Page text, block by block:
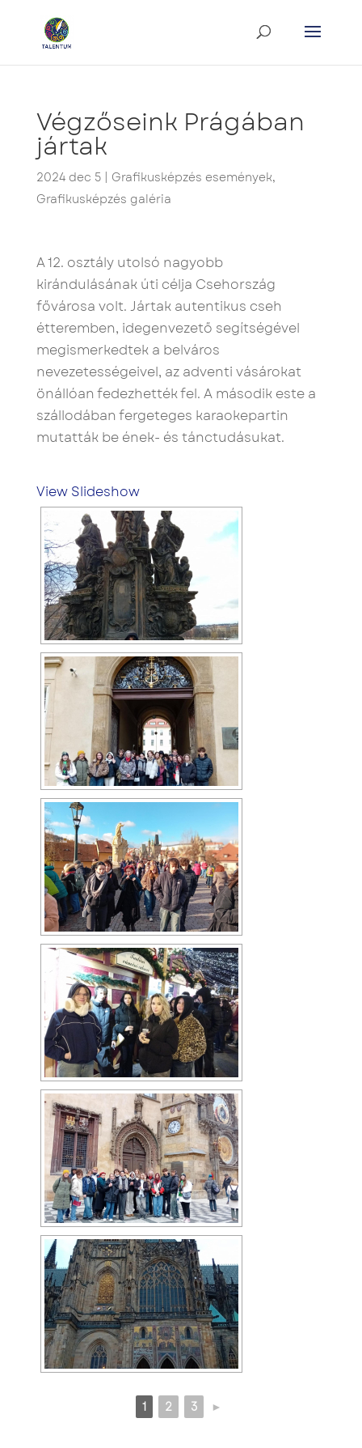
Végzőseink Prágában
jártak
2024 dec 5| Grafikusképzés események,
Grafikusképzés galéria
A 12. osztály utolsó nagyobb
kirándulásának úti célja Csehország
fővárosa volt. Jártak autentikus cseh
étteremben, idegenvezető segítségével
megismerkedtek a belváros
nevezetességeivel, az adventi vásárokat
önállóan fedezhették fel. A második este a
szállodában fergeteges karaokepartin
mutatták be ének- és tánctudásukat.
View Slideshow
1 2 3 ►